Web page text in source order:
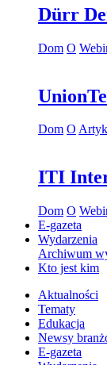
Dürr
Dom O
Dom O
ITI
Dom O
E-gazeta
Wydarzenia
Archiwum
Kto jest kim
Aktualności
Tematy
Edukacja
Newsy
E-gazeta